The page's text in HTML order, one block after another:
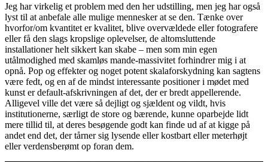
Jeg har virkelig et problem med den her udstilling, men jeg har også
lyst til at anbefale alle mulige mennesker at se den. Tænke over
hvorfor/om kvantitet er kvalitet, blive overvældede eller fotografere
eller få den slags kropslige oplevelser, de altomsluttende
installationer helt sikkert kan skabe – men som min egen
utålmodighed med skamløs mande-massivitet forhindrer mig i at
opnå. Pop og effekter og noget potent skalaforskydning kan sagtens
være fedt, og en af de mindst interessante positioner i mødet med
kunst er default-afskrivningen af det, der er bredt appellerende.
Alligevel ville det være så dejligt og sjældent og vildt, hvis
institutionerne, særligt de store og bærende, kunne oparbejde lidt
mere tillid til, at deres besøgende godt kan finde ud af at kigge på
andet end det, der tårner sig lysende eller kostbart eller meterhøjt
eller verdensberømt op foran dem.